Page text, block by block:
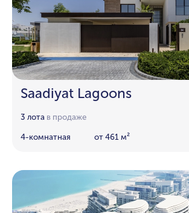
Saadiyat Lagoons
3 лота в продаже
4-комнатная от 461 м²